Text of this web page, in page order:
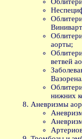
аорты;
ветвей
нижних
Аневризмы